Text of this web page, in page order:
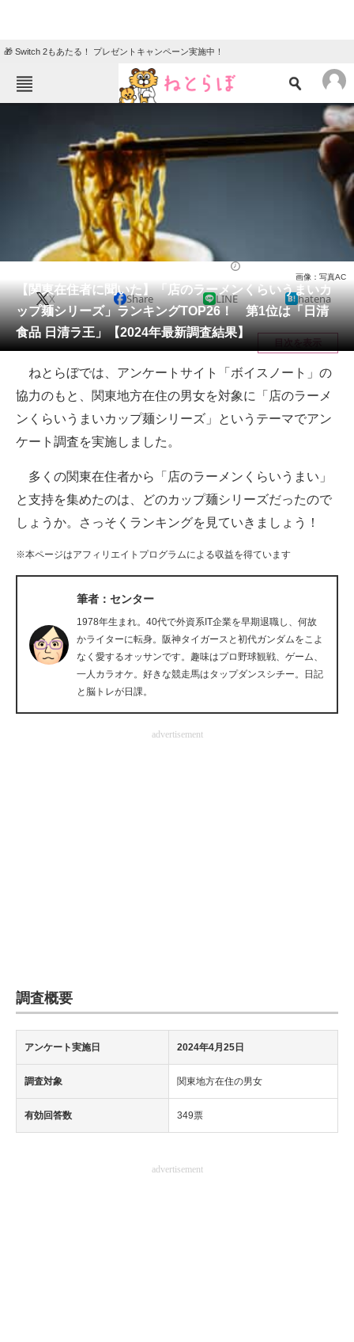
🎁 Switch 2もあたる！ プレゼントキャンペーン実施中！
クイズ
リサーチ
会員記事
メディア
注目記事を集めた総合ページ
ITの今と未来を見通す
スマホと通信の最新トレンド
ビジネスと働き方のヒント
AI活用のいまが分かる
企業ITのトレンドを詳説
経営リーダーのコミュニティ
マーケ×ITの今がよく分かる
ITエンジニア向け専門サイト
企業向けIT製品の総合サイト
ちょっと気になるネットの話題
【関東在住者に聞いた】「店のラーメンくらいうまいカ
ップ麺シリーズ」ランキングTOP26！ 第1位は「日清
食品 日清ラ王」【2024年最新調査結果】
画像：写真AC
X Share LINE hatena
目次を表示
ねとらぼでは、アンケートサイト「ボイスノート」の
協力のもと、関東地方在住の男女を対象に「店のラーメ
ンくらいうまいカップ麺シリーズ」というテーマでアン
ケート調査を実施しました。
多くの関東在住者から「店のラーメンくらいうまい」
と支持を集めたのは、どのカップ麺シリーズだったので
しょうか。さっそくランキングを見ていきましょう！
※本ページはアフィリエイトプログラムによる収益を得ています
筆者：センター
1978年生まれ。40代で外資系IT企業を早期退職し、何故
かライターに転身。阪神タイガースと初代ガンダムをこよ
なく愛するオッサンです。趣味はプロ野球観戦、ゲーム、
一人カラオケ。好きな競走馬はタップダンスシチー。日記
と脳トレが日課。
advertisement
調査概要
アンケート実施日 2024年4月25日
調査対象 関東地方在住の男女
有効回答数 349票
advertisement